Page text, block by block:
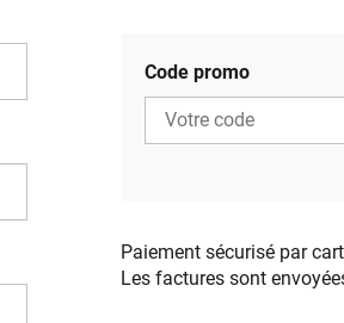
Code promo
Paiement sécurisé par
Les factures sont